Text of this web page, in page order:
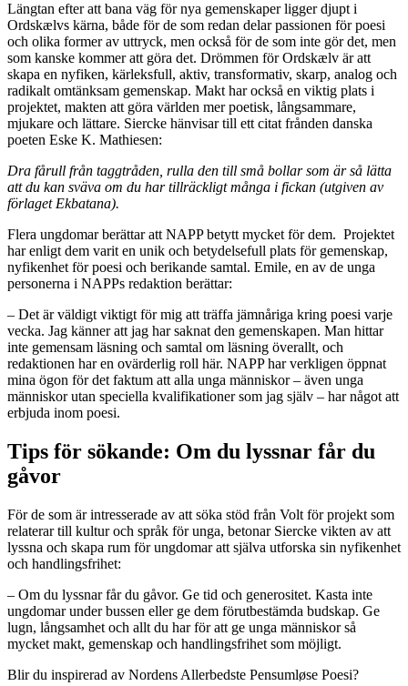
Längtan efter att bana väg för nya gemenskaper ligger djupt i
Ordskælvs kärna, både för de som redan delar passionen för poesi
och olika former av uttryck, men också för de som inte gör det, men
som kanske kommer att göra det. Drömmen för Ordskælv är att
skapa en nyfiken, kärleksfull, aktiv, transformativ, skarp, analog och
radikalt omtänksam gemenskap. Makt har också en viktig plats i
projektet, makten att göra världen mer poetisk, långsammare,
mjukare och lättare. Siercke hänvisar till ett citat frånden danska
poeten Eske K. Mathiesen:
Dra fårull från taggtråden, rulla den till små bollar som är så lätta
att du kan sväva om du har tillräckligt många i fickan (utgiven av
förlaget Ekbatana).
Flera ungdomar berättar att NAPP betytt mycket för dem. Projektet
har enligt dem varit en unik och betydelsefull plats för gemenskap,
nyfikenhet för poesi och berikande samtal. Emile, en av de unga
personerna i NAPPs redaktion berättar:
– Det är väldigt viktigt för mig att träffa jämnåriga kring poesi varje
vecka. Jag känner att jag har saknat den gemenskapen. Man hittar
inte gemensam läsning och samtal om läsning överallt, och
redaktionen har en ovärderlig roll här. NAPP har verkligen öppnat
mina ögon för det faktum att alla unga människor – även unga
människor utan speciella kvalifikationer som jag själv – har något att
erbjuda inom poesi.
Tips för sökande: Om du lyssnar får du
gåvor
För de som är intresserade av att söka stöd från Volt för projekt som
relaterar till kultur och språk för unga, betonar Siercke vikten av att
lyssna och skapa rum för ungdomar att själva utforska sin nyfikenhet
och handlingsfrihet:
– Om du lyssnar får du gåvor. Ge tid och generositet. Kasta inte
ungdomar under bussen eller ge dem förutbestämda budskap. Ge
lugn, långsamhet och allt du har för att ge unga människor så
mycket makt, gemenskap och handlingsfrihet som möjligt.
Blir du inspirerad av Nordens Allerbedste Pensumløse Poesi?